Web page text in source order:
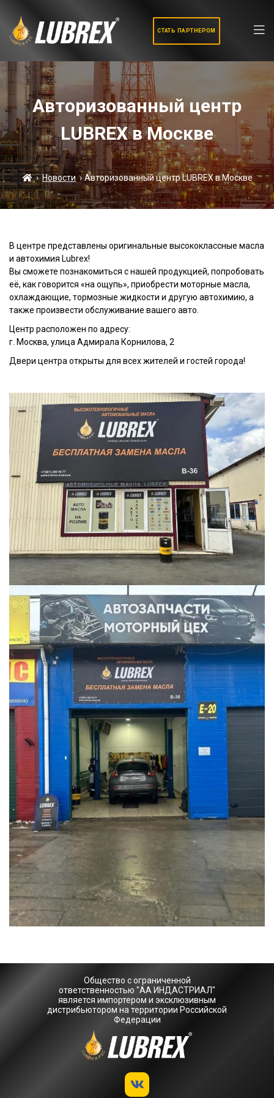
CТАТЬ ПАРТНЕРОМ
Авторизованный центр
LUBREX в Москве
› Новости › Авторизованный центр LUBREX в Москве
В центре представлены оригинальные высококлассные масла
и автохимия Lubrex!
Вы сможете познакомиться с нашей продукцией, попробовать
её, как говорится «на ощупь», приобрести моторные масла,
охлаждающие, тормозные жидкости и другую автохимию, а
также произвести обслуживание вашего авто.
Центр расположен по адресу:
г. Москва, улица Адмирала Корнилова, 2
Двери центра открыты для всех жителей и гостей города!
Общество с ограниченной
ответственностью "АА ИНДАСТРИАЛ"
является импортером и эксклюзивным
дистрибьютором на территории Российской
Федерации